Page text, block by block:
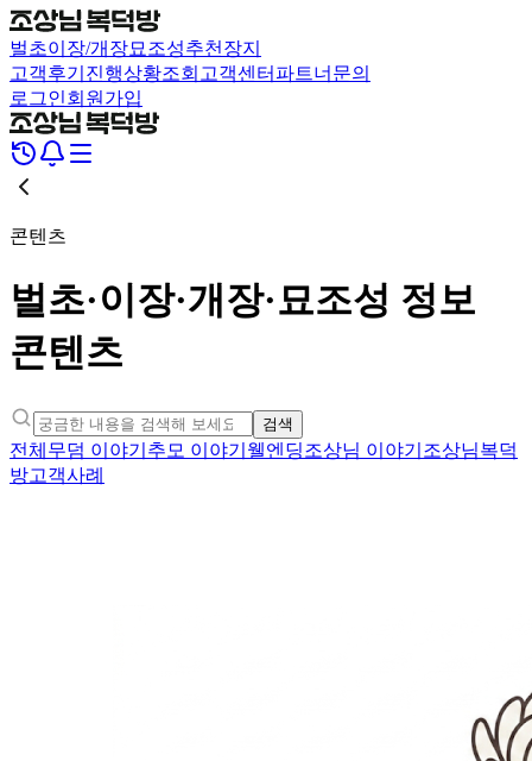
벌초이장/개장묘조성추천장지
고객후기 진행상황조회 고객센터 파트너문의
로그인회원가입
콘텐츠
벌초·이장·개장·묘조성 정보
콘텐츠
검색
전체 무덤 이야기 추모 이야기 웰엔딩조상님 이야기 조상님복덕
방고객사례